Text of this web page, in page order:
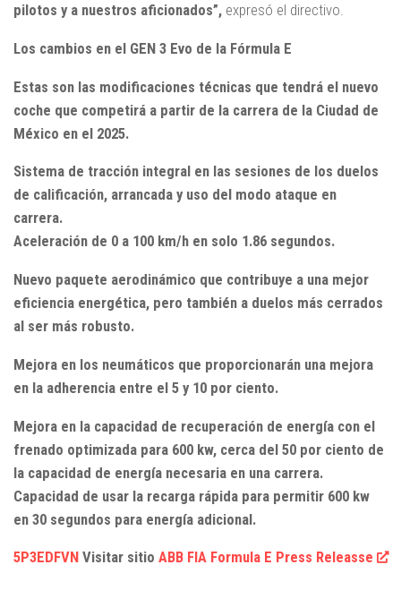
pilotos y a nuestros aficionados”, expresó el directivo.
Los cambios en el GEN 3 Evo de la Fórmula E
Estas son las modificaciones técnicas que tendrá el nuevo
coche que competirá a partir de la carrera de la Ciudad de
México en el 2025.
Sistema de tracción integral en las sesiones de los duelos
de calificación, arrancada y uso del modo ataque en
carrera.
Aceleración de 0 a 100 km/h en solo 1.86 segundos.
Nuevo paquete aerodinámico que contribuye a una mejor
eficiencia energética, pero también a duelos más cerrados
al ser más robusto.
Mejora en los neumáticos que proporcionarán una mejora
en la adherencia entre el 5 y 10 por ciento.
Mejora en la capacidad de recuperación de energía con el
frenado optimizada para 600 kw, cerca del 50 por ciento de
la capacidad de energía necesaria en una carrera.
Capacidad de usar la recarga rápida para permitir 600 kw
en 30 segundos para energía adicional.
5P3EDFVN Visitar sitio ABB FIA Formula E Press Releasse